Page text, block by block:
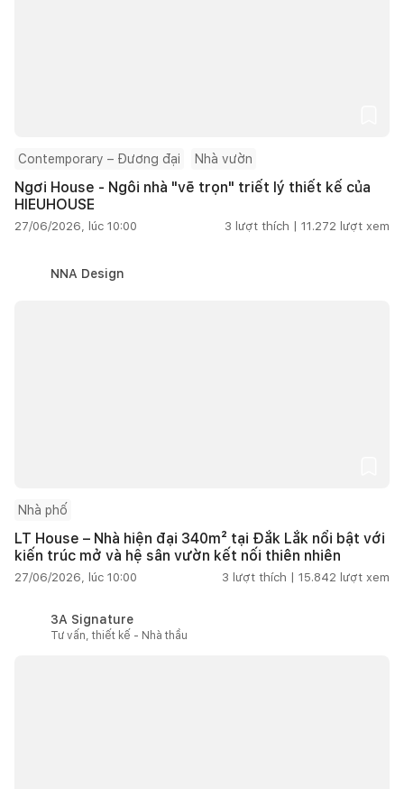
Contemporary – Đương đại Nhà vườn
Ngơi House - Ngôi nhà "vẽ trọn" triết lý thiết kế của
HIEUHOUSE
27/06/2026, lúc 10:00 3 lượt thích | 11.272 lượt xem
NNA Design
Nhà phố
LT House – Nhà hiện đại 340m² tại Đắk Lắk nổi bật với
kiến trúc mở và hệ sân vườn kết nối thiên nhiên
27/06/2026, lúc 10:00 3 lượt thích | 15.842 lượt xem
3A Signature
Tư vấn, thiết kế - Nhà thầu